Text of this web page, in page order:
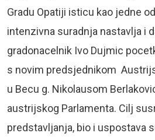
Gradu Opatiji isticu kao jedne
intenzivna suradnja nastavlja i
gradonacelnik Ivo Dujmic
s novim predsjednikom
u Becu g. Nikolausom
austrijskog Parlamenta. Cilj
predstavljanja, bio i uspostava